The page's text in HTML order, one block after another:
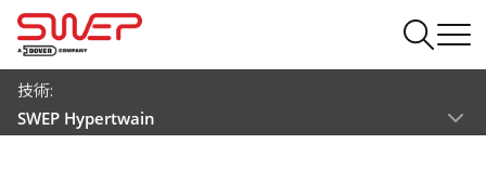
技術:
SWEP Hypertwain